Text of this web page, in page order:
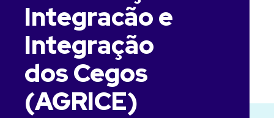
Integracão e
Integração
dos Cegos
(AGRICE)